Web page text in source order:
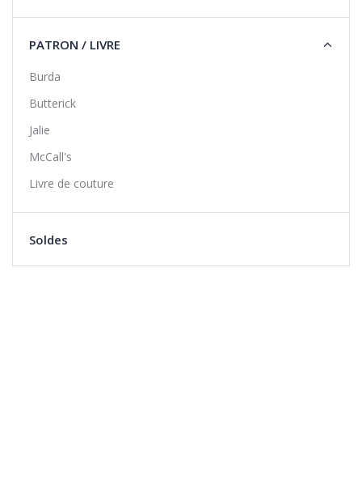
PATRON / LIVRE
Burda
Butterick
Jalie
McCall's
Livre de couture
Soldes